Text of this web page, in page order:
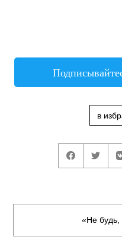
в
«Не